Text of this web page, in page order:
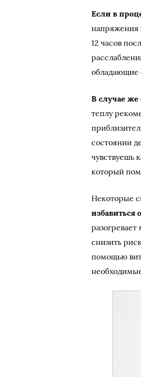
Если в
напряжения
12 часов
В случае же
теплу
состоянии
чувствуешь
который
Некоторые
избавиться
снизить
помощью